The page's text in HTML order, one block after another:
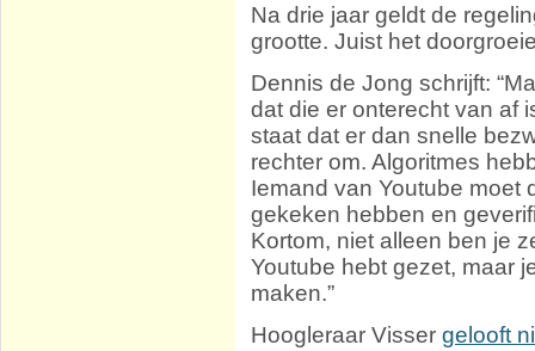
Na drie jaar geldt de
grootte. Juist het
Dennis de Jong schrijft:
dat die er onterecht van af
staat dat er dan snelle
rechter om. Algoritmes
Iemand van Youtube moet
gekeken hebben en
Kortom, niet alleen ben je
Youtube hebt gezet, maar
maken.”
Hoogleraar Vissergelooft